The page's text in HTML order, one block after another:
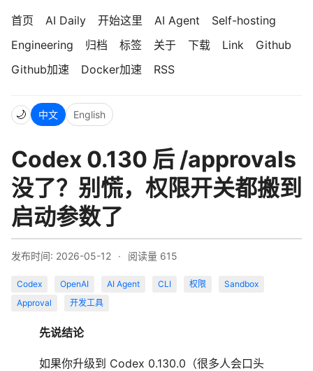
首页 AI Daily 开始这里 AI Agent
Self-hosting
Engineering
归档 标签 关于 下载 Link
Github
Github加速
Docker加速 RSS
🌙 中文 English
Codex 0.130 后 /approvals
没了？别慌，权限开关都搬到
启动参数了
发布时间: 2026-05-12 · 阅读量 615
Codex OpenAI AI Agent CLI 权限
Sandbox
Approval
开发工具
先说结论
如果你升级到 Codex 0.130.0（很多人会口头